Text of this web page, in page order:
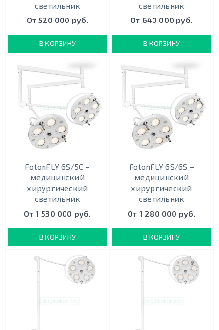
светильник
От 520 000 руб.
В КОРЗИНУ
светильник
От 640 000 руб.
В КОРЗИНУ
FotonFLY 6S/5С –
медицинский
хирургический
светильник
От 1 530 000 руб.
В КОРЗИНУ
FotonFLY 6S/6S –
медицинский
хирургический
светильник
От 1 280 000 руб.
В КОРЗИНУ